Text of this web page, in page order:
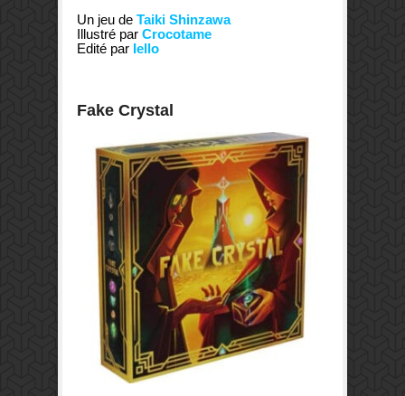
Un jeu de Taiki Shinzawa
Illustré par Crocotame
Edité par Iello
Fake Crystal